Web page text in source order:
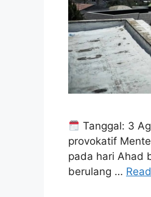
Tanggal: 3
provokatif
pada hari Ahad
berulang …